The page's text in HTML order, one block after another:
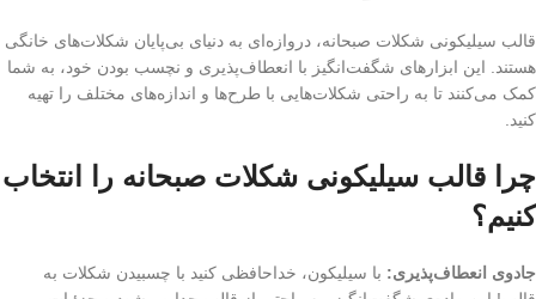
قالب سیلیکونی شکلات صبحانه، دروازه‌ای به دنیای بی‌پایان شکلات‌های خانگی
هستند. این ابزارهای شگفت‌انگیز با انعطاف‌پذیری و نچسب بودن خود، به شما
کمک می‌کنند تا به راحتی شکلات‌هایی با طرح‌ها و اندازه‌های مختلف را تهیه
کنید.
چرا قالب سیلیکونی شکلات صبحانه را انتخاب
کنیم؟
جادوی انعطاف‌پذیری: با سیلیکون، خداحافظی کنید با چسبیدن شکلات به